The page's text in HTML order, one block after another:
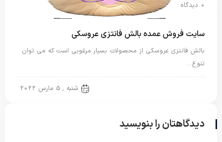
0 دیدگاه
سایت فروش عمده بالش فانتزی عروسکی
بالش فانتزی عروسکی از محصولات بسیار مرغوبی است که می توان
تنوع…
شنبه , 5 مارس 2022
دیدگاهتان را بنویسید